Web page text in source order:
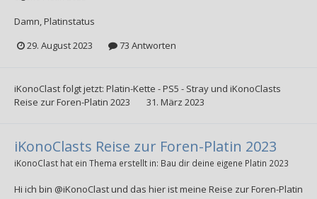
Damn, Platinstatus
29. August 2023
73 Antworten
iKonoClastfolgt jetzt: Platin-Kette - PS5 - Strayund iKonoClasts
Reise zur Foren-Platin 2023
31. März 2023
iKonoClasts Reise zur Foren-Platin 2023
iKonoClast hat ein Thema erstellt in: Bau dir deine eigene Platin 2023
Hi ich bin @iKonoClast und das hier ist meine Reise zur Foren-Platin